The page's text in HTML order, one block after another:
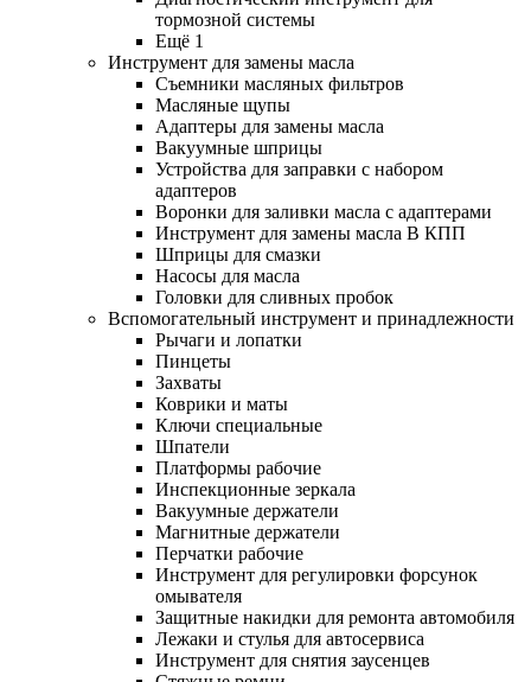
тормозной системы
Ещё 1
Инструмент для замены масла
Съемники масляных фильтров
Масляные щупы
Адаптеры для замены масла
Вакуумные шприцы
Устройства для заправки с набором
адаптеров
Воронки для заливки масла с адаптерами
Инструмент для замены масла В КПП
Шприцы для смазки
Насосы для масла
Головки для сливных пробок
Вспомогательный инструмент и принадлежности
Рычаги и лопатки
Пинцеты
Захваты
Коврики и маты
Ключи специальные
Шпатели
Платформы рабочие
Инспекционные зеркала
Вакуумные держатели
Магнитные держатели
Перчатки рабочие
Инструмент для регулировки форсунок
омывателя
Защитные накидки для ремонта автомобиля
Лежаки и стулья для автосервиса
Инструмент для снятия заусенцев